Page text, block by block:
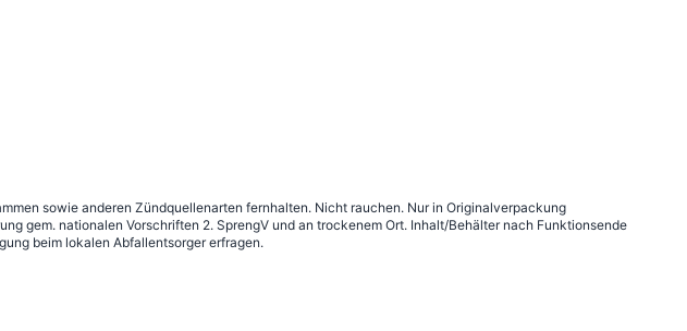
sowie anderen Zündquellenarten fernhalten. Nicht rauchen. Nur in Originalverpackung
gem. nationalen Vorschriften 2. SprengV und an trockenem Ort. Inhalt/Behälter nach Funktionsende
beim lokalen Abfallentsorger erfragen.